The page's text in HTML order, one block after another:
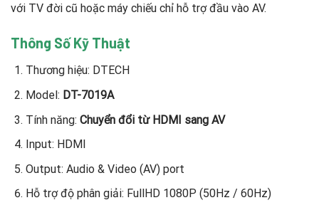
với TV đời cũ hoặc máy chiếu chỉ hỗ trợ đầu vào AV.
Thông Số Kỹ Thuật
Thương hiệu: DTECH
Model: DT-7019A
Tính năng: Chuyển đổi từ HDMI sang AV
Input: HDMI
Output: Audio & Video (AV) port
Hỗ trợ độ phân giải: FullHD 1080P (50Hz / 60Hz)